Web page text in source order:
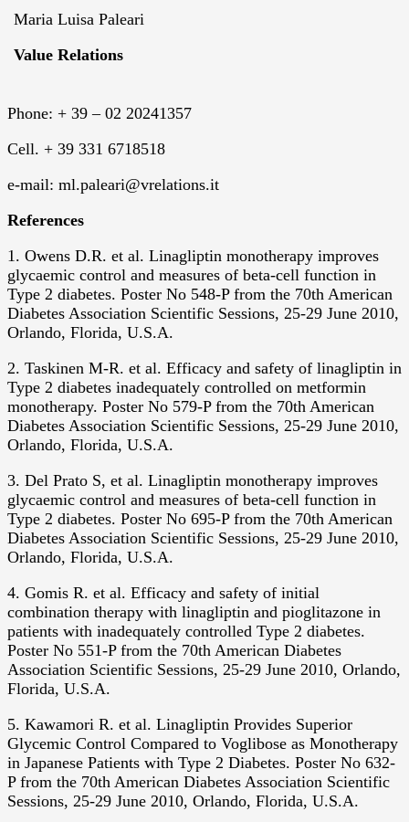
Maria Luisa Paleari
Value Relations
Phone: + 39 – 02 20241357
Cell. + 39 331 6718518
e-mail: ml.paleari@vrelations.it
References
1. Owens D.R. et al. Linagliptin monotherapy improves
glycaemic control and measures of beta-cell function in
Type 2 diabetes. Poster No 548-P from the 70th American
Diabetes Association Scientific Sessions, 25-29 June 2010,
Orlando, Florida, U.S.A.
2. Taskinen M-R. et al. Efficacy and safety of linagliptin in
Type 2 diabetes inadequately controlled on metformin
monotherapy. Poster No 579-P from the 70th American
Diabetes Association Scientific Sessions, 25-29 June 2010,
Orlando, Florida, U.S.A.
3. Del Prato S, et al. Linagliptin monotherapy improves
glycaemic control and measures of beta-cell function in
Type 2 diabetes. Poster No 695-P from the 70th American
Diabetes Association Scientific Sessions, 25-29 June 2010,
Orlando, Florida, U.S.A.
4. Gomis R. et al. Efficacy and safety of initial
combination therapy with linagliptin and pioglitazone in
patients with inadequately controlled Type 2 diabetes.
Poster No 551-P from the 70th American Diabetes
Association Scientific Sessions, 25-29 June 2010, Orlando,
Florida, U.S.A.
5. Kawamori R. et al. Linagliptin Provides Superior
Glycemic Control Compared to Voglibose as Monotherapy
in Japanese Patients with Type 2 Diabetes. Poster No 632-
P from the 70th American Diabetes Association Scientific
Sessions, 25-29 June 2010, Orlando, Florida, U.S.A.